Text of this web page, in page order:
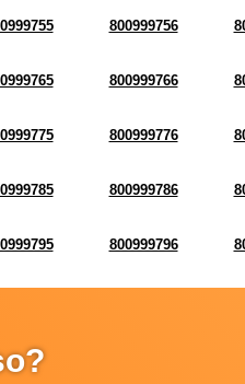
800999756
800999766
800999776
800999786
800999796